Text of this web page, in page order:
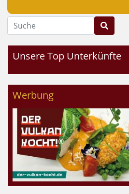
Suche
Unsere Top Unterkünfte
Werbung